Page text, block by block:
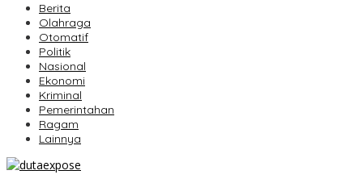
Berita
Olahraga
Otomatif
Politik
Nasional
Ekonomi
Kriminal
Pemerintahan
Ragam
Lainnya